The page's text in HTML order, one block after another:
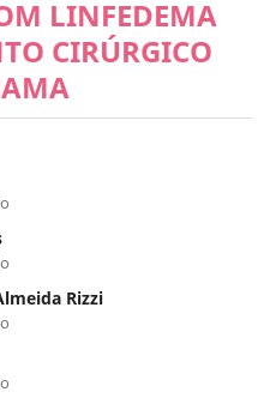
LINFEDEMA
CIRÚRGICO
Rizzi